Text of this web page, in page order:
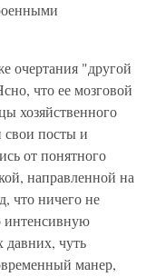
очертания "дру­гой
что ее мозговой
хозяйственного
свои посты и
от понятного
направленной на
что ничего не
интенсивную
давних, чуть
манер,